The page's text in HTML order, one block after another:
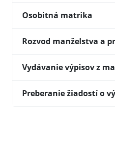
Osobitná matrika
Rozvod manželstva a
Vydávanie výpisov z
Preberanie žiadostí o